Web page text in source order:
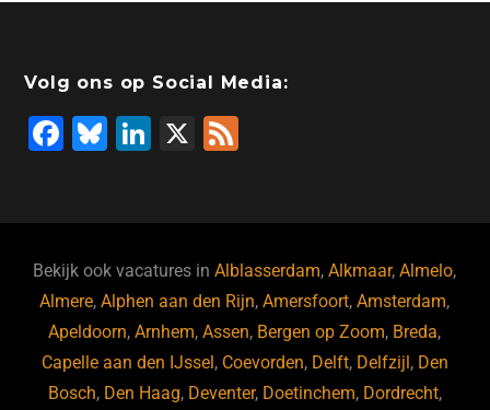
Volg ons op Social Media:
F
b
o
o
k
Bl
ky
Li
dI
n
X
Bekijk ook vacatures inAlblasserdam,Alkmaar,Almelo,
Almere,Alphen aan den Rijn,Amersfoort,Amsterdam,
Apeldoorn,Arnhem,Assen, Bergen op Zoom, Breda,
Capelle aan den IJssel , Coevorden, Delft, Delfzijl , Den
Bosch, Den Haag, Deventer, Doetinchem, Dordrecht,